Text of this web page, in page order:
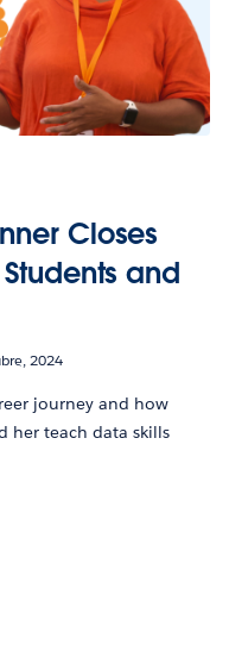
Closes
and
2024
journey and how
her teach data skills